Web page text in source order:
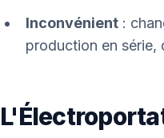
Inconvénient :
production en série,